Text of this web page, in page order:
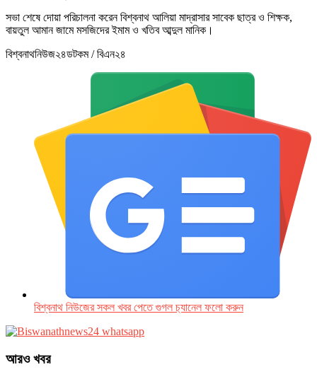
সভা শেষে দোয়া পরিচালনা করেন বিশ্বনাথ আলিয়া মাদ্রাসার সাবেক ছাত্র ও শিক্ষক,
বায়তুল আমান জামে মসজিদের ইমাম ও খতিব আব্দুল মানিক।
বিশ্বনাথনিউজ২৪ডটকম / বিএন২৪
বিশ্বনাথ নিউজের সকল খবর পেতে গুগল চ‌্যানেল ফলো করুন
আরও খবর